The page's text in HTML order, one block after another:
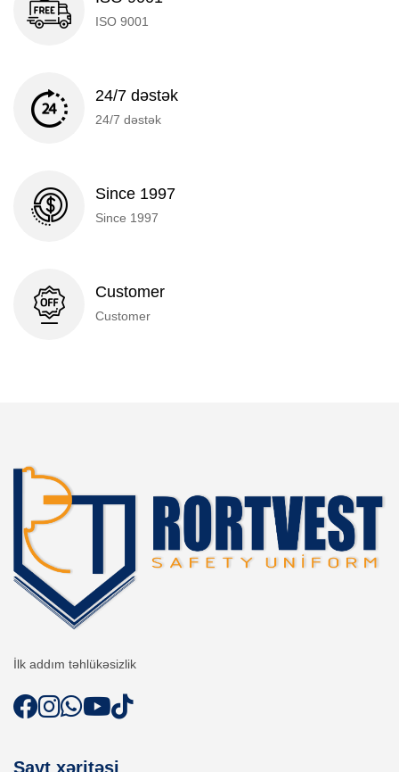
ISO 9001
24/7 dəstək
24/7 dəstək
Since 1997
Since 1997
Customer
Customer
İlk addım təhlükəsizlik
Sayt xəritəsi